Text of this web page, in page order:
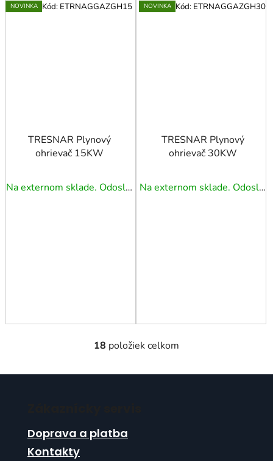
NOVINKA
TRESNAR Plynový
ohrievač 15KW
Na externom sklade. Odoslanie 5 - 7 prac. dní.
Kód: ETRNAGGAZGH15 NOVINKA
TRESNAR Plynový
ohrievač 30KW
Na externom sklade. Odoslanie 5 - 7 prac. dní.
Kód: ETRNAGGAZGH30
O
l
18 položiek celkom
Z
Doprava a platba
Kontakty